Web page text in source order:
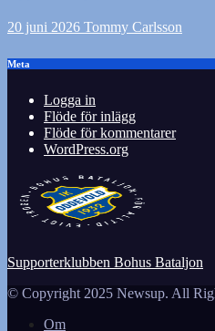
20 juni 2026 Tommy Carlsson
Meta
Logga in
Flöde för inlägg
Flöde för kommentarer
WordPress.org
Supporterklubben Bohus Bataljon
© Copyright 2025 Newsup. All
Om